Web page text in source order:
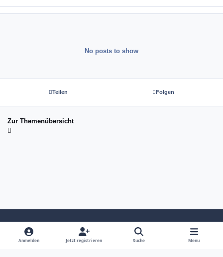
No posts to show
Teilen Folgen
Zur Themenübersicht
Light ModeDark ModeSystem Preference
Anmelden Jetzt registrieren Suche Menu